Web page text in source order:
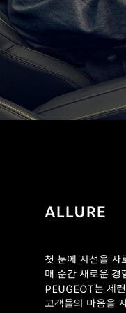
ALLURE
첫 눈에 시선을 사
매 순간 새로운 경
PEUGEOT는 세
고객들의 마음을